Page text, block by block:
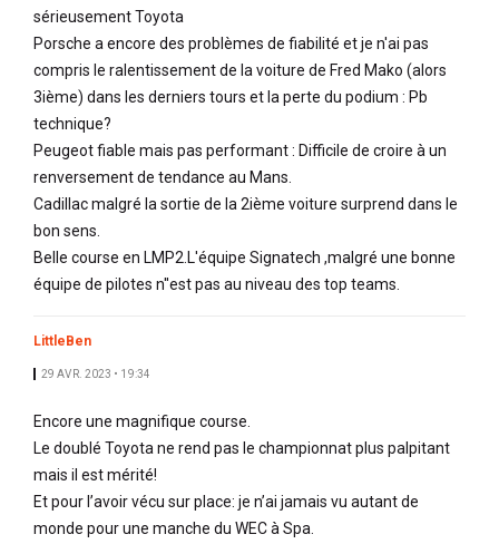
sérieusement Toyota
Porsche a encore des problèmes de fiabilité et je n'ai pas
compris le ralentissement de la voiture de Fred Mako (alors
3ième) dans les derniers tours et la perte du podium : Pb
technique?
Peugeot fiable mais pas performant : Difficile de croire à un
renversement de tendance au Mans.
Cadillac malgré la sortie de la 2ième voiture surprend dans le
bon sens.
Belle course en LMP2.L'équipe Signatech ,malgré une bonne
équipe de pilotes n''est pas au niveau des top teams.
LittleBen
29 AVR. 2023 • 19:34
Encore une magnifique course.
Le doublé Toyota ne rend pas le championnat plus palpitant
mais il est mérité!
Et pour l’avoir vécu sur place: je n’ai jamais vu autant de
monde pour une manche du WEC à Spa.